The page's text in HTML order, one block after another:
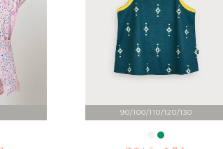
90/100/110/120/130